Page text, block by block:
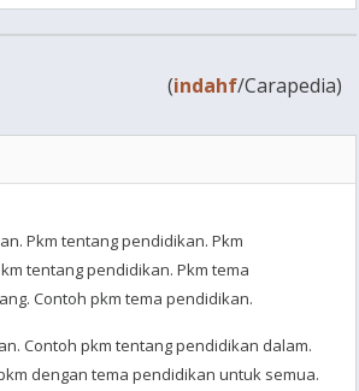
(indahf/Carapedia)
Pkm tentang pendidikan. Pkm
tentang pendidikan. Pkm tema
Contoh pkm tema pendidikan.
Contoh pkm tentang pendidikan dalam.
dengan tema pendidikan untuk semua.